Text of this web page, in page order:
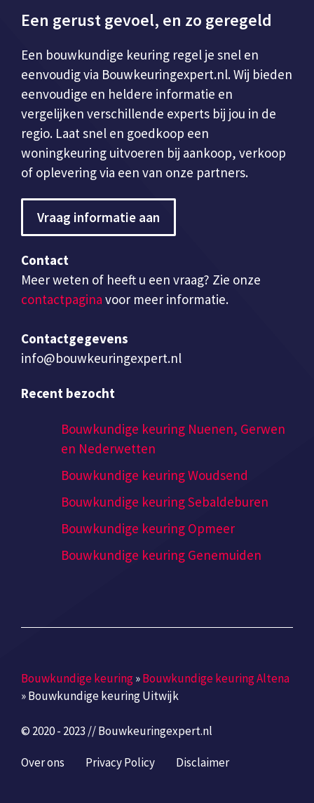
Een gerust gevoel, en zo geregeld
Een bouwkundige keuring regel je snel en
eenvoudig via Bouwkeuringexpert.nl. Wij bieden
eenvoudige en heldere informatie en
vergelijken verschillende experts bij jou in de
regio. Laat snel en goedkoop een
woningkeuring uitvoeren bij aankoop, verkoop
of oplevering via een van onze partners.
Vraag informatie aan
Contact
Meer weten of heeft u een vraag? Zie onze
contactpagina voor meer informatie.
Contactgegevens
info@bouwkeuringexpert.nl
Recent bezocht
Bouwkundige keuring Nuenen, Gerwen
en Nederwetten
Bouwkundige keuring Woudsend
Bouwkundige keuring Sebaldeburen
Bouwkundige keuring Opmeer
Bouwkundige keuring Genemuiden
Bouwkundige keuring»Bouwkundige keuring Altena
»Bouwkundige keuring Uitwijk
© 2020 - 2023 // Bouwkeuringexpert.nl
Over ons Privacy Policy Disclaimer